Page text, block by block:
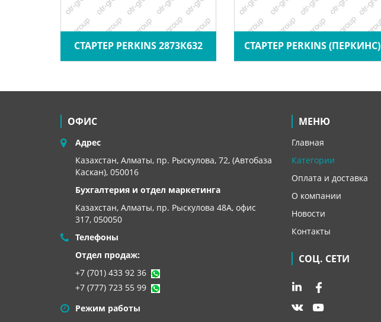
СТАРТЕР PERKINS 2873К632 СТАРТЕР PERKINS (ПЕРКИНС)
ОФИС
Адрес
Казахстан, Алматы, пр. Рыскулова, 72, (Автобаза
Каскан), 050016
Бухгалтерия и отдел маркетинга
Казахстан, Алматы, пр. Рыскулова 48А, офис
317, 050050
Телефоны
Отдел продаж:
+7 (701) 433 92 36
+7 (777) 723 55 99
Режим работы
МЕНЮ
Главная
Категории
Оплата и доставка
О компании
Новости
Контакты
СОЦ. СЕТИ